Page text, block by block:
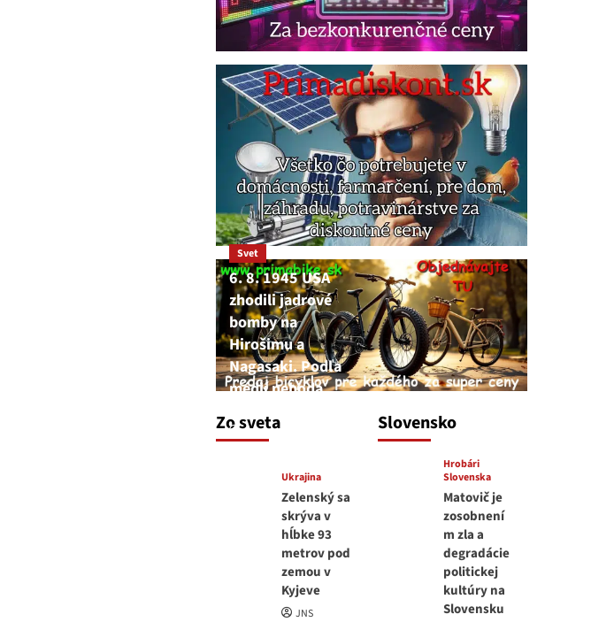
Zo sveta
Svet
6. 8. 1945 USA
zhodili jadrové
bomby na
Hirošimu a
Nagasaki. Podľa
médií nehoda
6. augusta 2026
Ukrajina
Zelenský sa
skrýva v
hĺbke 93
metrov pod
zemou v
Kyjeve
JNS
Slovensko
Hrobári
Slovenska
Matovič je
zosobnení
m zla a
degradácie
politickej
kultúry na
Slovensku